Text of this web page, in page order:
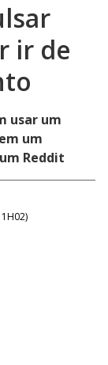
ir de
usar um
um
Reddit
)